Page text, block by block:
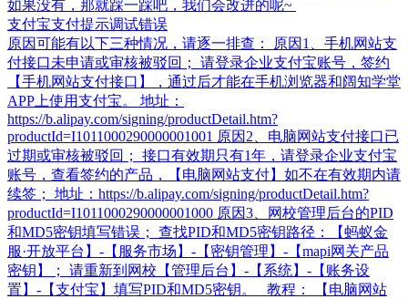
如果没有，那就踩一踩吧，我们会改进的呢~
支付宝支付提示调试错误
原因可能有以下三种情况，请逐一排查： 原因1、手机网站支
付接口未申请或审核被驳回； 请登录企业支付宝账号，签约
【手机网站支付接口】，通过后才能在手机浏览器和阔知学堂
APP上使用支付宝。 地址：
https://b.alipay.com/signing/productDetail.htm?
productId=I1011000290000001001 原因2、电脑网站支付接口已
过期或审核被驳回； 接口有效期只有1年，请登录企业支付宝
账号，查看签约的产品，【电脑网站支付】如不在有效期内请
续签； 地址：https://b.alipay.com/signing/productDetail.htm?
productId=I1011000290000001000 原因3、网校管理后台的PID
和MD5密钥填写错误； 查找PID和MD5密钥路径：【蚂蚁金
服·开放平台】-【服务市场】-【密钥管理】-【mapi网关产品
密钥】； 请重新到网校【管理后台】-【系统】-【账务设
置】-【支付宝】填写PID和MD5密钥。 教程： 【电脑网站